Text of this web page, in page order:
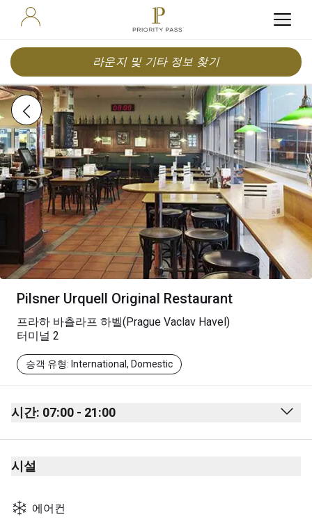
라운지 및 기타 정보 찾기
Pilsner Urquell Original Restaurant
프라하 바츨라프 하벨(Prague Vaclav Havel)
터미널 2
승객 유형: International, Domestic
시간: 07:00 - 21:00
Monday 07:00 - 21:00
Tuesday
Thursday
시설
에어컨